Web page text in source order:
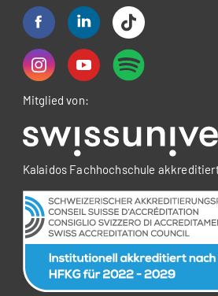
Mitglied von:
Kalaidos Fachhochschule